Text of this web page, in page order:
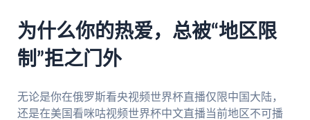
为什么你的热爱，总被“地区限
制”拒之门外
无论是你在俄罗斯看央视频世界杯直播仅限中国大陆，
还是在美国看咪咕视频世界杯中文直播当前地区不可播